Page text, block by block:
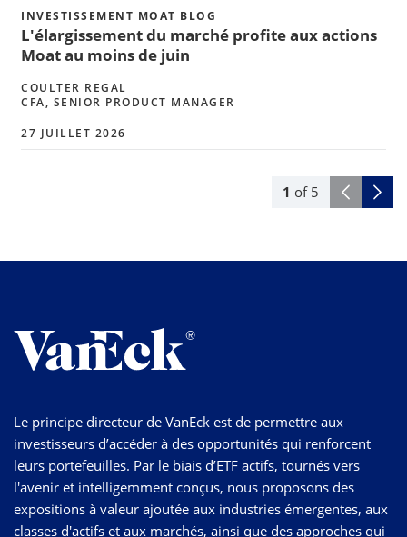
1 of 5
INVESTISSEMENT MOAT BLOG
L'élargissement du marché profite aux actions
Moat au moins de juin
COULTER REGAL
CFA, SENIOR PRODUCT MANAGER
27 JUILLET 2026
Le principe directeur de VanEck est de permettre aux
investisseurs d’accéder à des opportunités qui renforcent
leurs portefeuilles. Par le biais d’ETF actifs, tournés vers
l'avenir et intelligemment conçus, nous proposons des
expositions à valeur ajoutée aux industries émergentes, aux
classes d'actifs et aux marchés, ainsi que des approches qui